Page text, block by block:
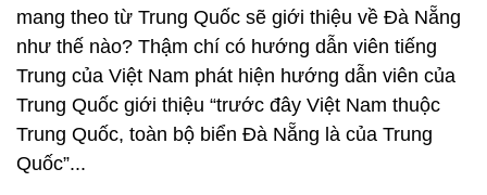
mang theo từ Trung Quốc sẽ giới thiệu về Đà Nẵng
như thế nào? Thậm chí có hướng dẫn viên tiếng
Trung của Việt Nam phát hiện hướng dẫn viên của
Trung Quốc giới thiệu “trước đây Việt Nam thuộc
Trung Quốc, toàn bộ biển Đà Nẵng là của Trung
Quốc”...